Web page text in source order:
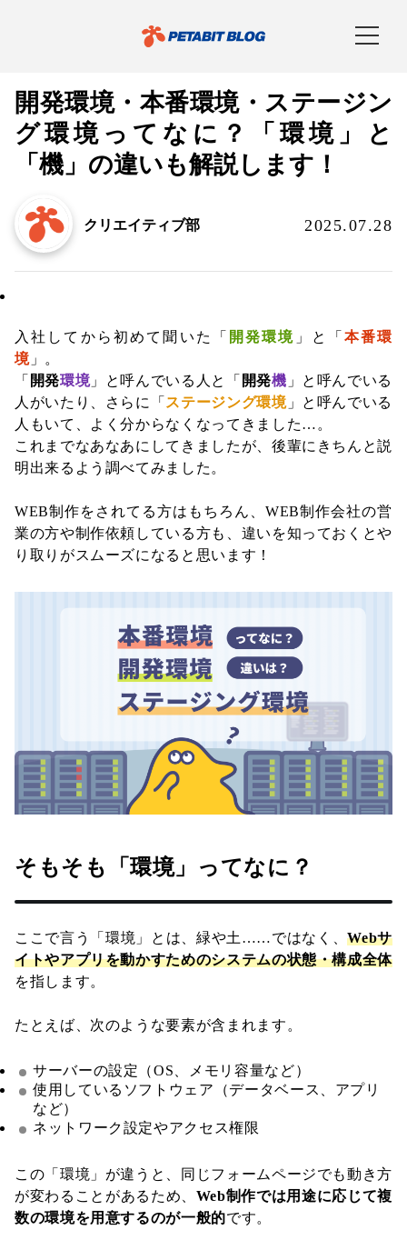
開発環境・本番環境・ステージン
グ環境ってなに？「環境」と
「機」の違いも解説します！
クリエイティブ部 2025.07.28
入社してから初めて聞いた「 開発環境 」と「本番環
境」。
「 開発環境」と呼んでいる人と「 開発機 」と呼んでいる
人がいたり、さらに「 ステージング環境」と呼んでいる
人もいて、よく分からなくなってきました…。
これまでなあなあにしてきましたが、後輩にきちんと説
明出来るよう調べてみました。
WEB制作をされてる方はもちろん、WEB制作会社の営
業の方や制作依頼している方も、違いを知っておくとや
り取りがスムーズになると思います！
そもそも「環境」ってなに？
ここで言う「環境」とは、緑や土……ではなく、Webサ
イトやアプリを動かすためのシステムの状態・構成全体
を指します。
たとえば、次のような要素が含まれます。
サーバーの設定（OS、メモリ容量など）
使用しているソフトウェア（データベース、アプリ
など）
ネットワーク設定やアクセス権限
この「環境」が違うと、同じフォームページでも動き方
が変わることがあるため、 Web制作では用途に応じて複
数の環境を用意するのが一般的です。